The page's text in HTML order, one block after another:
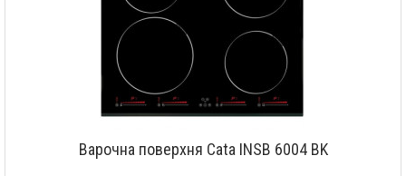
Варочна поверхня Cata INSB 6004 BK